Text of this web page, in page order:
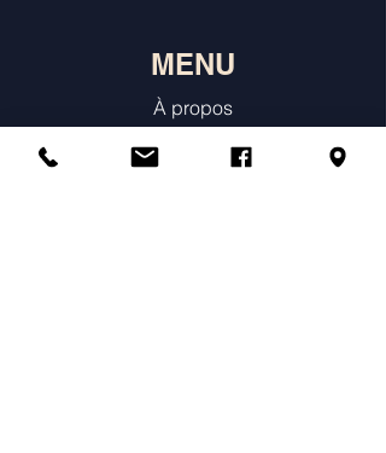
MENU
À propos
Consultations Individuelles & Histoire
de Naissance